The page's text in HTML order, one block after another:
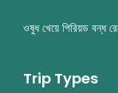
ওষুধ খেয়ে পিরিয়ড বন্ধ
Trip Types